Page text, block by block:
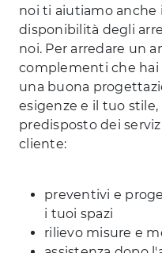
noi ti aiutiamo anche
disponibilità degli
noi. Per arredare un
complementi che hai
una buona
esigenze e il tuo
predisposto dei
cliente:
preventivi e
i tuoi spazi
rilievo misure e